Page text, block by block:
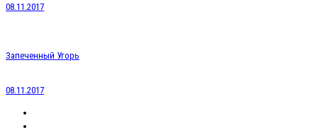
08.11.2017
Запеченный Угорь
08.11.2017